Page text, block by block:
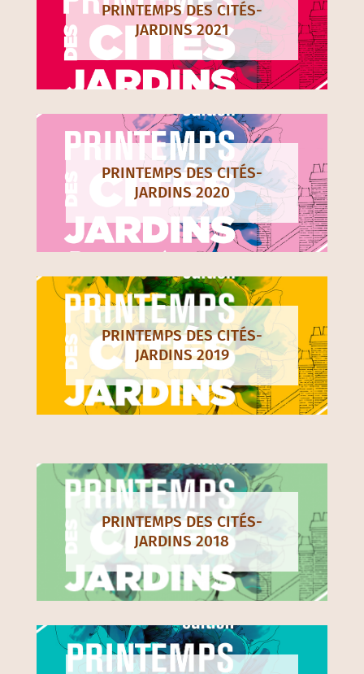
PRINTEMPS DES CITÉS-
JARDINS 2021
PRINTEMPS DES CITÉS-
JARDINS 2020
PRINTEMPS DES CITÉS-
JARDINS 2019
PRINTEMPS DES CITÉS-
JARDINS 2018